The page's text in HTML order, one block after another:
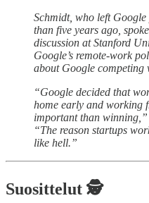
Schmidt, who left Google
than five years ago,
discussion at Stanford
Google’s remote-work
about Google competing
“Google decided that
home early and working
important than
“The reason startups
like hell.”
Suosittelut 🕵️